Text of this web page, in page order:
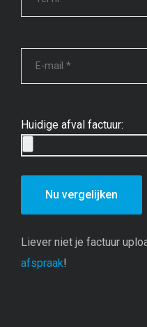
Huidige afval factuur:
Liever niet je factuur
afspraak!